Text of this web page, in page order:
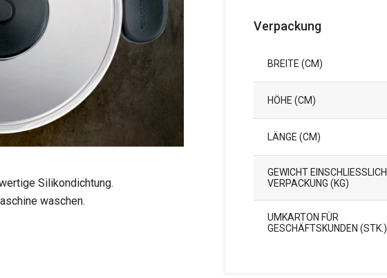
Silikondichtung.
waschen.
Verpackung
BREITE (CM)
HÖHE (CM)
LÄNGE (CM)
GEWICHT EINSCHLIESSLICH V
ERPACKUNG (KG)
UMKARTON FÜR
GESCHÄFTSKUNDEN (STK.)